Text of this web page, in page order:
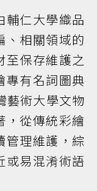
輔仁大學織品
、相關領域的
至保存維護之
專有名詞圖典
藝術大學文物
，從傳統彩繪
管理維護，綜
或易混淆術語